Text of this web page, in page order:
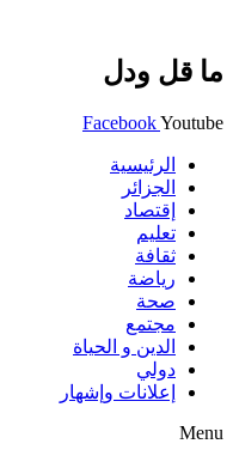
ما قل ودل
FacebookYoutube
الرئيسية
الجزائر
إقتصاد
تعليم
ثقافة
رياضة
صحة
مجتمع
الدين و الحياة
دولي
إعلانات وإشهار
Menu